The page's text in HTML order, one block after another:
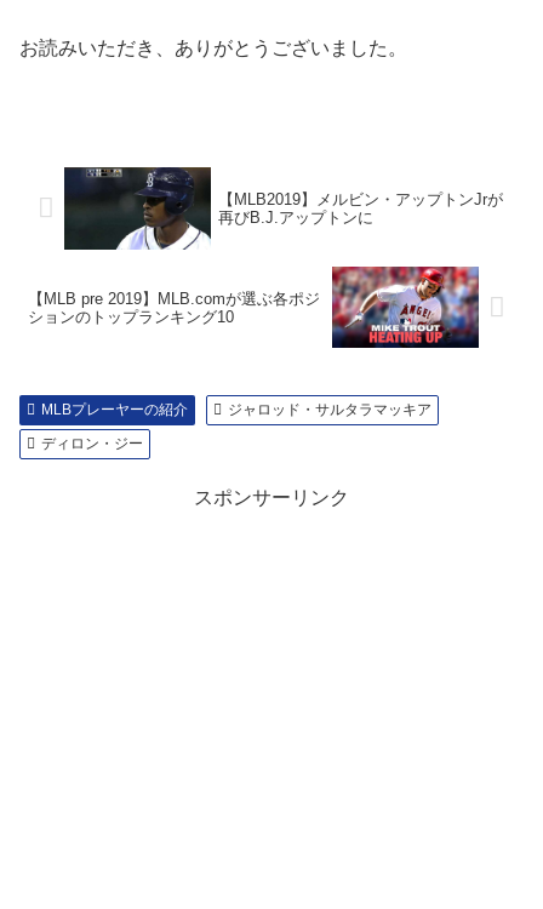
お読みいただき、ありがとうございました。
【MLB2019】メルビン・アップトンJrが
再びB.J.アップトンに
【MLB pre 2019】MLB.comが選ぶ各ポジ
ションのトップランキング10
MLBプレーヤーの紹介
ジャロッド・サルタラマッキア
ディロン・ジー
スポンサーリンク